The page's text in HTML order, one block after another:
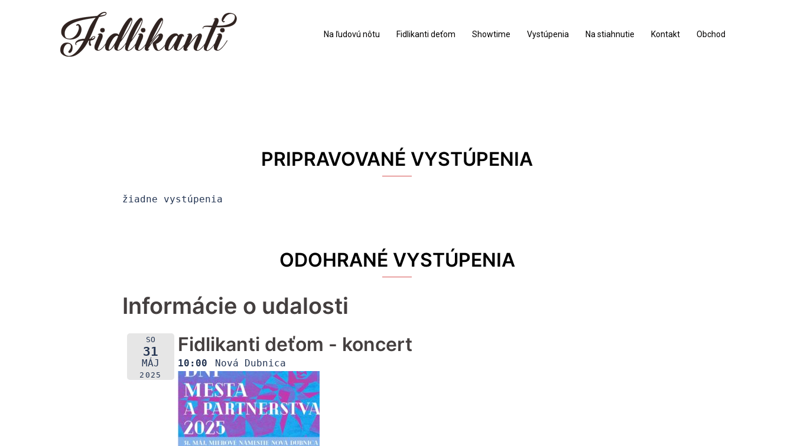
Na ľudovú nôtu Fidlikanti deťom Showtime Vystúpenia Na stiahnutie Kontakt Obchod
PRIPRAVOVANÉ VYSTÚPENIA
žiadne vystúpenia
ODOHRANÉ VYSTÚPENIA
Informácie o udalosti
SO
31
MÁJ
2025
Fidlikanti deťom - koncert
10:00 Nová Dubnica